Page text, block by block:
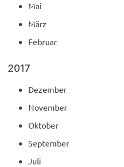
Mai
März
Februar
2017
Dezember
November
Oktober
September
Juli